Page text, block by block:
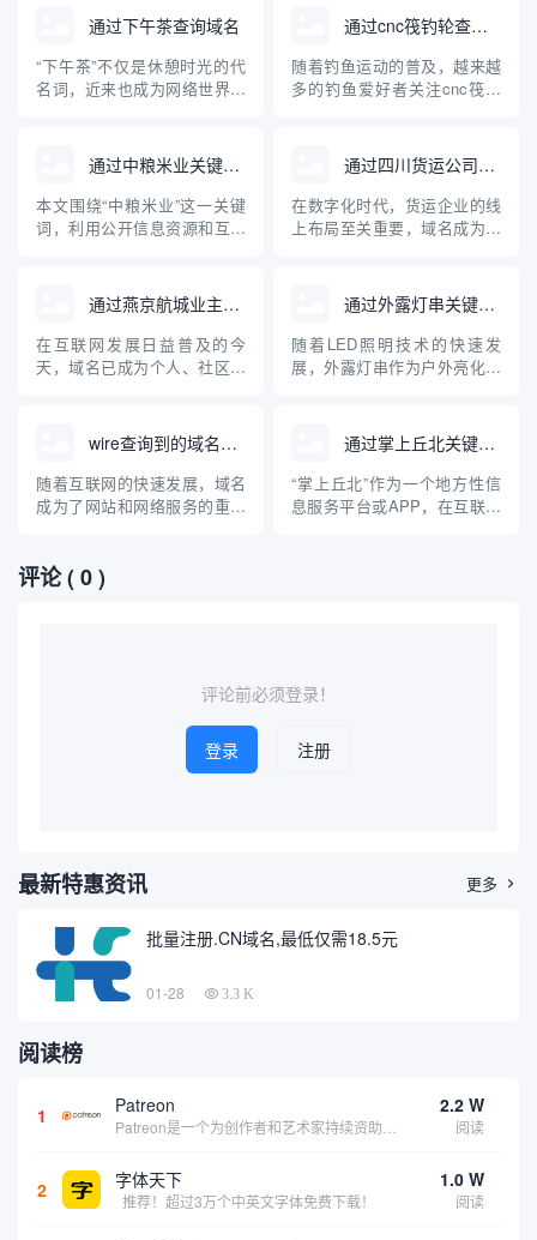
通过下午茶查询域名
“下午茶”不仅是休憩时光的代
名词，近来也成为网络世界中
营企业的朋友来说，快速、准
确地查询域名及其关联信息是
一项十分重要的任务。本文将
对“下午茶”域名查询工具的原
通过cnc筏钓轮查询域名
随着钓鱼运动的普及，越来越
多的钓鱼爱好者关注cnc筏钓
牌的域名注册及查询成为大家
关心的问题。本文将从“cnc筏
钓轮”出发，介绍如何查询相关
域名，并普及域名查询的基础
通过中粮米业关键词查询到的域名
本文围绕“中粮米业”这一关键
词，利用公开信息资源和互联
名，并探讨企业域名注册与保
护的重要性。通过具体案例，
普及企业开展网络布局、加强
品牌保护的科普知识，为中小
通过四川货运公司查询域名
在数字化时代，货运企业的线
上布局至关重要，域名成为企
公司查询其域名，以及域名在
货运行业中的重要作用，帮助
企业和个人规范管理和查询域
名，提高网络安全意识。
通过燕京航城业主群查询域名
在互联网发展日益普及的今
天，域名已成为个人、社区、
群”这样的社区组织，如何通过
群体资源、技术手段高效查找
相关域名，成为业主们关注的
话题。本文将介绍域名的基础
通过外露灯串关键词查询到的域名
随着LED照明技术的快速发
展，外露灯串作为户外亮化工
升。用户或企业在选择外露灯
串产品时，经常通过关键词搜
索，以获得相关的资讯、产品
或供应商信息。本文介绍了通
wire查询到的域名网站
随着互联网的快速发展，域名
成为了网站和网络服务的重要
具或关键词，帮助用户查询特
定的域名及其相关信息。本文
通过掌上丘北关键词查询到的域名
“掌上丘北”作为一个地方性信
息服务平台或APP，在互联网
开...
评论( 0 )
评论前必须登录！
登录 注册
最新特惠资讯 更多 
批量注册.CN域名,最低仅需18.5元
01-28 3.3 K
阅读榜
1 Patreon 2.2 W
阅读
2 字体天下
推荐！超过3万个中英文字体免费下载！
1.0 W
阅读